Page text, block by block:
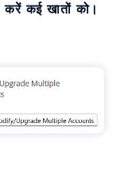
कई खातों को।